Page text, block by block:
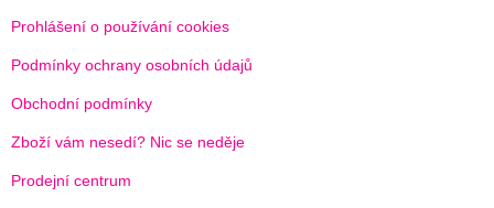
Prohlášení o používání cookies
Podmínky ochrany osobních údajů
Obchodní podmínky
Zboží vám nesedí? Nic se neděje
Prodejní centrum